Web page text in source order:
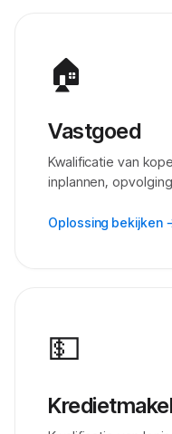
🏠
Vastgoed
Kwalificatie van
inplannen,
Oplossing bekijken
💵